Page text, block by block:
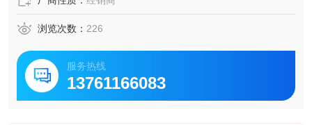
6.检测指标齐全：炎症因子、血管生成素、动脉粥样硬化因
子、趋化因子、生长因子、基质金属蛋白酶、脂肪因子等。
浏览次数： 226
服务热线
13761166083